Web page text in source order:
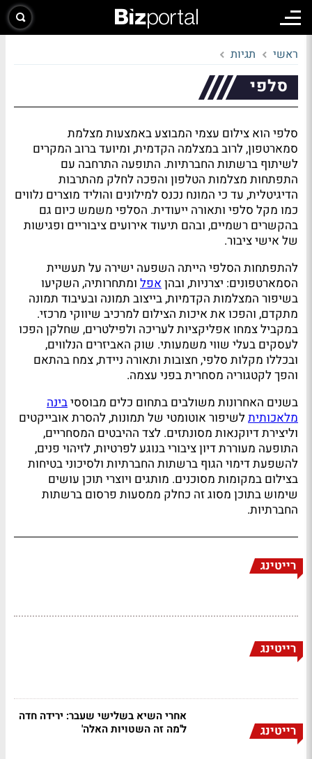
ראשי תגיות
סלפי
סלפי הוא צילום עצמי המבוצע באמצעות מצלמת
סמארטפון, לרוב במצלמה הקדמית, ומיועד ברוב המקרים
לשיתוף ברשתות החברתיות. התופעה התרחבה עם
התפתחות מצלמות הטלפון והפכה לחלק מהתרבות
הדיגיטלית, עד כי המונח נכנס למילונים והוליד מוצרים נלווים
כמו מקל סלפי ותאורה ייעודית. הסלפי משמש כיום גם
בהקשרים רשמיים, ובהם תיעוד אירועים ציבוריים ופגישות
של אישי ציבור.
להתפתחות הסלפי הייתה השפעה ישירה על תעשיית
הסמארטפונים: יצרניות, ובהןאפל ומתחרותיה, השקיעו
בשיפור המצלמות הקדמיות, בייצוב תמונה ובעיבוד תמונה
מתקדם, והפכו את איכות הצילום למרכיב שיווקי מרכזי.
במקביל צמחו אפליקציות לעריכה ולפילטרים, שחלקן הפכו
לעסקים בעלי שווי משמעותי. שוק האביזרים הנלווים,
ובכללו מקלות סלפי, חצובות ותאורה ניידת, צמח בהתאם
והפך לקטגוריה מסחרית בפני עצמה.
בשנים האחרונות משולבים בתחום כלים מבוססיבינה
מלאכותיתלשיפור אוטומטי של תמונות, להסרת אובייקטים
וליצירת דיוקנאות מסונתזים. לצד ההיבטים המסחריים,
התופעה מעוררת דיון ציבורי בנוגע לפרטיות, לזיהוי פנים,
להשפעת דימוי הגוף ברשתות החברתיות ולסיכוני בטיחות
בצילום במקומות מסוכנים. מותגים ויוצרי תוכן עושים
שימוש בתוכן מסוג זה כחלק ממסעות פרסום ברשתות
החברתיות.
רייטינג
רייטינג
רייטינג
אחרי השיא בשלישי שעבר: ירידה חדה
ל'מה זה השטויות האלה'